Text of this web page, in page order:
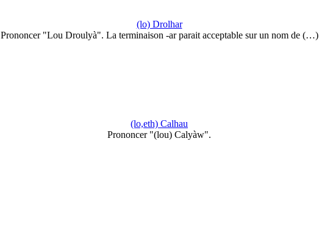
(lo) Drolhar
Prononcer "Lou Droulyà". La terminaison -ar parait acceptable sur un nom de (…)
(lo,eth) Calhau
Prononcer "(lou) Calyàw".